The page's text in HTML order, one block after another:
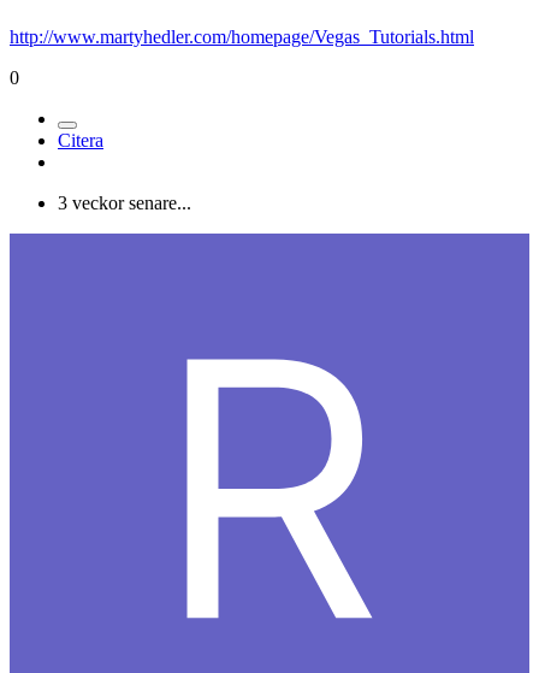
http://www.martyhedler.com/homepage/Vegas_Tutorials.html
0
Citera
3 veckor senare...